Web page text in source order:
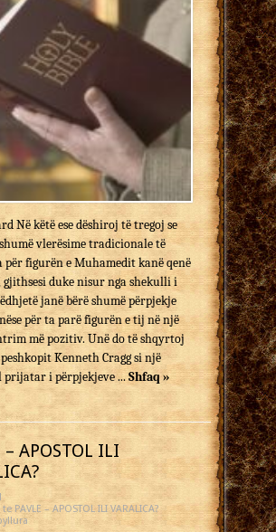
Në këtë ese dëshiroj të tregoj se
vlerësime tradicionale të
figurën e Muhamedit kanë qenë
gjithsesi duke nisur nga shekulli i
janë bërë shumë përpjekje
për ta parë figurën e tij në një
më pozitiv. Unë do të shqyrtoj
Kenneth Cragg si një
prijatar i përpjekjeve ...Shfaq »
– APOSTOL ILI
te PAVLE – APOSTOL ILI VARALICA?